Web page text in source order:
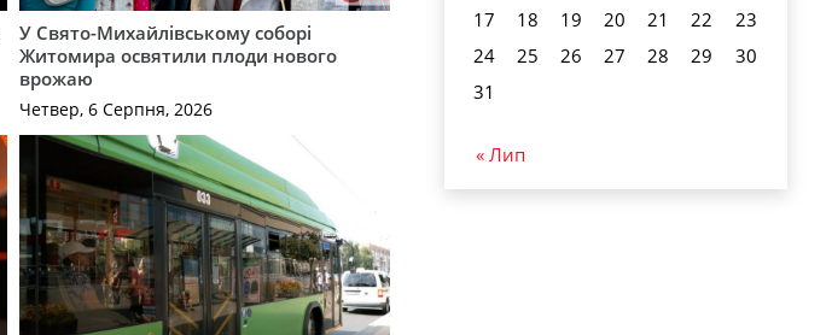
У Свято-Михайлівському соборі
Житомира освятили плоди нового
врожаю
Четвер, 6 Серпня, 2026
17
18 19 20 21 22
23
24
25 26 27 28 29
30
31
« Лип